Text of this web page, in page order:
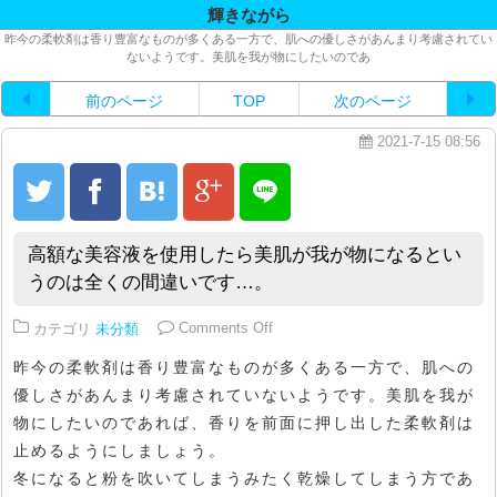
輝きながら
昨今の柔軟剤は香り豊富なものが多くある一方で、肌への優しさがあんまり考慮されてい
ないようです。美肌を我が物にしたいのであ
前のページ TOP 次のページ
2021-7-15 08:56
高額な美容液を使用したら美肌が我が物になるとい
うのは全くの間違いです…。
カテゴリ 未分類 Comments Offon 高額な美容液を使用したら美
昨今の柔軟剤は香り豊富なものが多くある一方で、肌への
優しさがあんまり考慮されていないようです。美肌を我が
物にしたいのであれば、香りを前面に押し出した柔軟剤は
止めるようにしましょう。
冬になると粉を吹いてしまうみたく乾燥してしまう方であ